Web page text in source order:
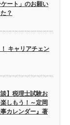
ート」のお願い
？
キャリアチェン
】税理士試験お
しもう！～定岡
カレンダー』著